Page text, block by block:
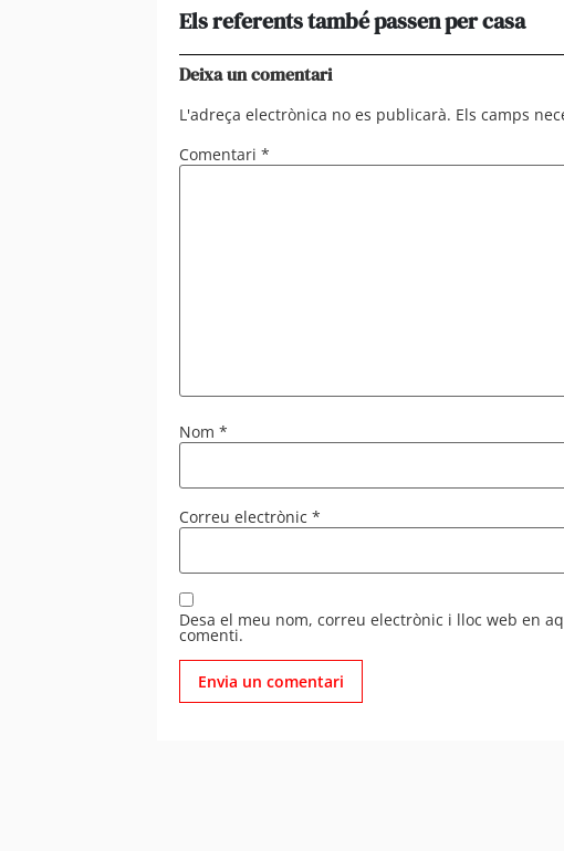
Els referents també passen per casa
Deixa un comentari
L'adreça electrònica no es publicarà. Els camps
Comentari *
Nom *
Correu electrònic *
Desa el meu nom, correu electrònic i lloc web en
comenti.